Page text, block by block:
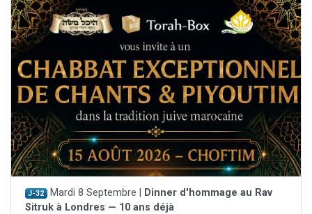
J-32 Mardi 8 Septembre |
Dinner d'hommage au Rav
Sitruk à Londres — 10 ans déjà